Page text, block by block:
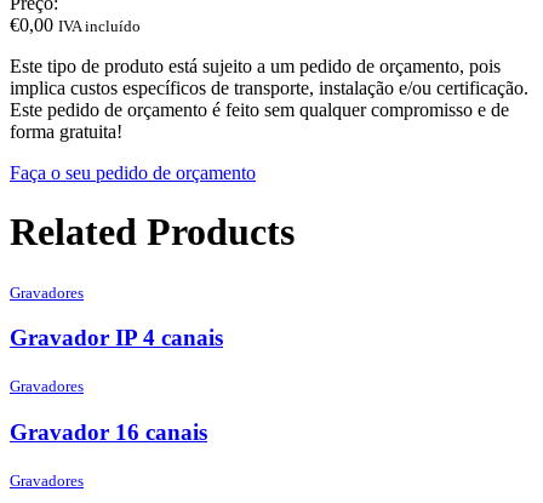
€0,00 IVA incluído
Este tipo de produto está sujeito a um pedido de orçamento, pois
implica custos específicos de transporte, instalação e/ou certificação.
Este pedido de orçamento é feito sem qualquer compromisso e de
forma gratuita!
Faça o seu pedido de orçamento
Related Products
Gravadores
Gravador IP 4 canais
Gravadores
Gravador 16 canais
Gravadores